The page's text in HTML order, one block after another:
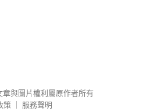
章與圖片權利屬原作者所有
策
服務聲明